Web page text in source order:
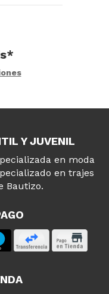
Y JUVENIL
en moda
en trajes
Bautizo.